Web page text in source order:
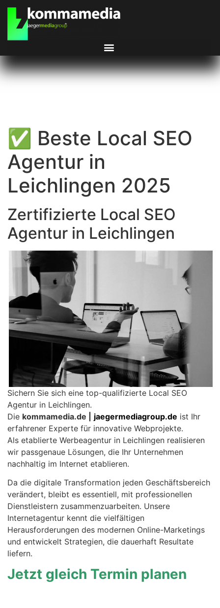
✅ Beste Local SEO
Agentur in
Leichlingen 2025
Zertifizierte Local SEO
Agentur in Leichlingen
Sichern Sie sich eine top-qualifizierte Local SEO
Agentur in Leichlingen.
Die kommamedia.de | jaegermediagroup.de ist Ihr
erfahrener Experte für innovative Webprojekte.
Als etablierte Werbeagentur in Leichlingen realisieren
wir passgenaue Lösungen, die Ihr Unternehmen
nachhaltig im Internet etablieren.
Da die digitale Transformation jeden Geschäftsbereich
verändert, bleibt es essentiell, mit professionellen
Dienstleistern zusammenzuarbeiten. Unsere
Internetagentur kennt die vielfältigen
Herausforderungen des modernen Online-Marketings
und entwickelt Strategien, die dauerhaft Resultate
liefern.
Jetzt gleich Termin planen